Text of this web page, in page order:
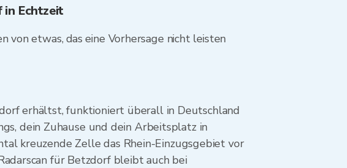
in Echtzeit
von etwas, das eine Vorhersage nicht leisten
erhältst, funktioniert überall in Deutschland
dein Zuhause und dein Arbeitsplatz in
kreuzende Zelle das Rhein-Einzugsgebiet vor
für Betzdorf bleibt auch bei